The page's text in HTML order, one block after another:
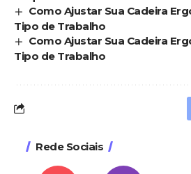
Como Ajustar Sua Cadeira
Tipo de Trabalho
Como Ajustar Sua Cadeira
Tipo de Trabalho
Rede Sociais